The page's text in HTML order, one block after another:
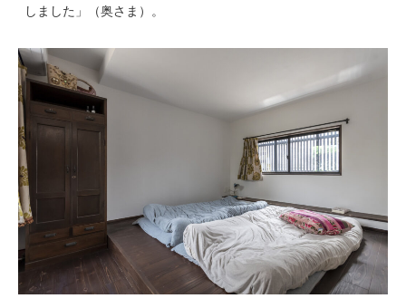
しました」（奥さま）。